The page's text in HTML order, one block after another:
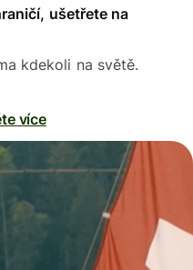
ušetřete na
kdekoli na světě.
více